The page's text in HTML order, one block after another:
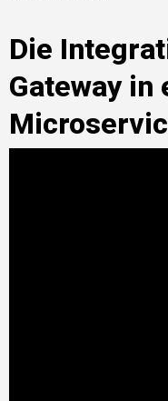
Die
Gateway in